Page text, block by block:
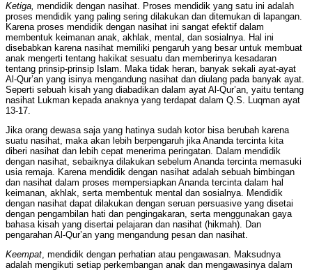
Ketiga, mendidik dengan nasihat. Proses mendidik yang satu ini adalah
proses mendidik yang paling sering dilakukan dan ditemukan di lapangan.
Karena proses mendidik dengan nasihat ini sangat efektif dalam
membentuk keimanan anak, akhlak, mental, dan sosialnya. Hal ini
disebabkan karena nasihat memiliki pengaruh yang besar untuk membuat
anak mengerti tentang hakikat sesuatu dan memberinya kesadaran
tentang prinsip-prinsip Islam. Maka tidak heran, banyak sekali ayat-ayat
Al-Qur’an yang isinya mengandung nasihat dan diulang pada banyak ayat.
Seperti sebuah kisah yang diabadikan dalam ayat Al-Qur’an, yaitu tentang
nasihat Lukman kepada anaknya yang terdapat dalam Q.S. Luqman ayat
13-17.
Jika orang dewasa saja yang hatinya sudah kotor bisa berubah karena
suatu nasihat, maka akan lebih berpengaruh jika Ananda tercinta kita
diberi nasihat dan lebih cepat menerima peringatan. Dalam mendidik
dengan nasihat, sebaiknya dilakukan sebelum Ananda tercinta memasuki
usia remaja. Karena mendidik dengan nasihat adalah sebuah bimbingan
dan nasihat dalam proses mempersiapkan Ananda tercinta dalam hal
keimanan, akhlak, serta membentuk mental dan sosialnya. Mendidik
dengan nasihat dapat dilakukan dengan seruan persuasive yang disetai
dengan pengambilan hati dan pengingakaran, serta menggunakan gaya
bahasa kisah yang disertai pelajaran dan nasihat (hikmah). Dan
pengarahan Al-Qur’an yang mengandung pesan dan nasihat.
Keempat, mendidik dengan perhatian atau pengawasan. Maksudnya
adalah mengikuti setiap perkembangan anak dan mengawasinya dalam